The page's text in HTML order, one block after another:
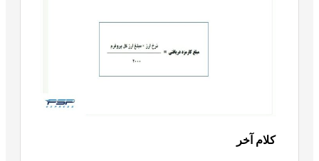
کلام آخر